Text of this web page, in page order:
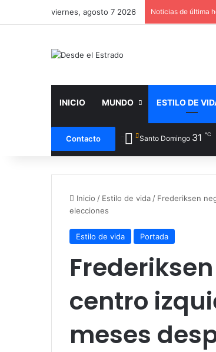
viernes, agosto 7 2026 Noticias de última
INICIO MUNDO ESTILO DE
Contacto Santo Domingo 31 ℃
Inicio / Estilo de vida / Frederiksen
elecciones
Estilo de vida Portada
centro
meses